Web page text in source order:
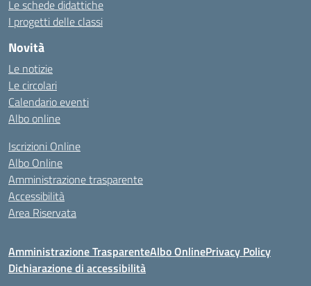
Le schede didattiche
I progetti delle classi
Novità
Le notizie
Le circolari
Calendario eventi
Albo online
Iscrizioni Online
Albo Online
Amministrazione trasparente
Accessibilità
Area Riservata
Amministrazione TrasparenteAlbo OnlinePrivacy Policy
Dichiarazione di accessibilità